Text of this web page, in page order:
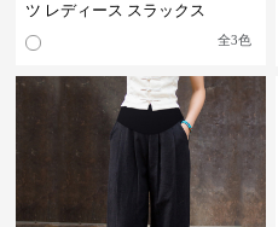
ツ レディース スラックス
全3色